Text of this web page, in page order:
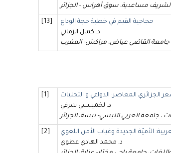
مساعدية، سوق أهراس - الجزائر
[13]
حجاجية القيم في خطبة حجة الوداع
د. كمال الزماني
جامعة القاضي عياض، مراكش- المغرب
[1]
المعاصر: الدواعي و التجليات
د. لخميــسي شرفي
، جامعة العربي التبسي- تبسة، الجزائر
[2]
الأميّة الجديدة وغياب الأمن اللغوي
د. محمد الهادي عطوي